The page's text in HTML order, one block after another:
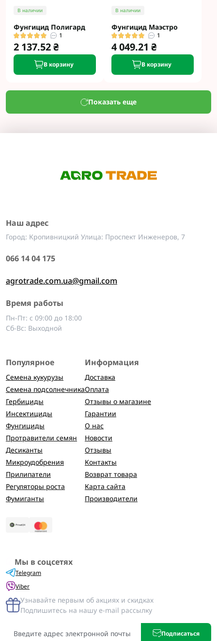
В наличии
Фунгицид Полигард
1
2 137.52 ₴
В корзину
В наличии
Фунгицид Маэстро
1
4 049.21 ₴
В корзину
Показать еще
Наш адрес
Город: Кропивницкий Улица: Проспект Инженеров, 7
066 14 04 175
agrotrade.com.ua@gmail.com
Время работы
Пн-Пт: с 09:00 до 18:00
Сб-Вс: Выходной
Популярное
Семена кукурузы
Семена подсолнечника
Гербициды
Инсектициды
Фунгициды
Протравители семян
Десиканты
Микроудобрения
Прилипатели
Регуляторы роста
Фумиганты
Информация
Доставка
Оплата
Отзывы о магазине
Гарантии
О нас
Новости
Отзывы
Контакты
Возврат товара
Карта сайта
Производители
Мы в соцсетях
Telegram
Viber
Узнавайте первым об акциях и скидках
Подпишитесь на нашу e-mail рассылку
Подписаться